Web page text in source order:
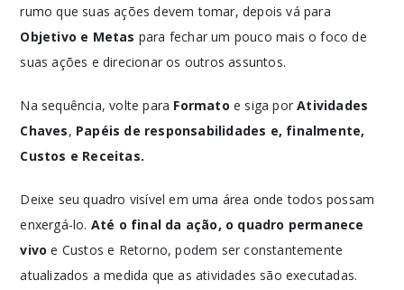
rumo que suas ações devem tomar, depois vá para
Objetivo e Metas para fechar um pouco mais o foco de
suas ações e direcionar os outros assuntos.
Na sequência, volte para Formato e siga porAtividades
Chaves, Papéis de responsabilidades e, finalmente,
Custos e Receitas.
Deixe seu quadro visível em uma área onde todos possam
enxergá-lo. Até o final da ação, o quadro permanece
vivoe Custos e Retorno, podem ser constantemente
atualizados a medida que as atividades são executadas.